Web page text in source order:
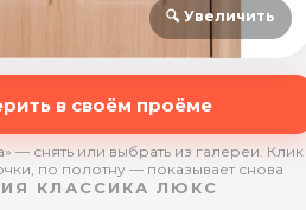
🔍 Увеличить
в своём проёме
— снять или выбрать из галереи. Клик
по полотну — показывает снова
КЛАССИКА ЛЮКС